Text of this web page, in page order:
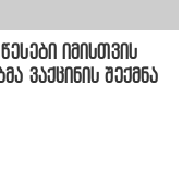
იმისთვის
ვაქცინის შექმნა